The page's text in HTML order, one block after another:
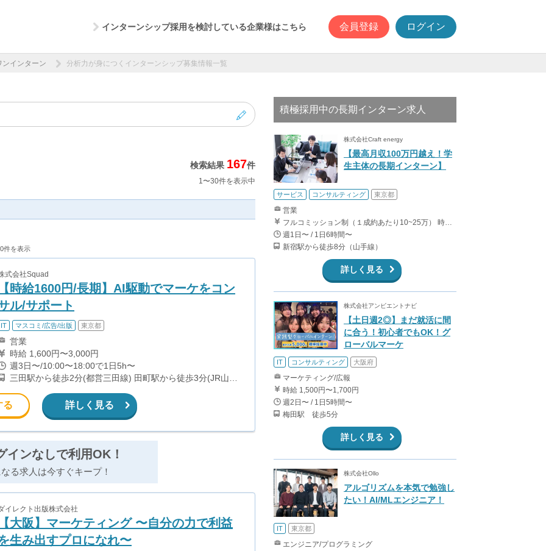
インターンシップ採用を検討している企業様はこちら 会員登録 ログイン
インターン 分析力が身につくインターンシップ募集情報一覧
検索結果 167件
1〜30件を表示中
件を表示
式会社Squad
時給1600円/長期】AI駆動でマーケをコン
ル/サポート
IT マスコミ/広告/出版 東京都
営業
時給 1,600円〜3,000円
週3日〜/10:00〜18:00で1日5h〜
三田駅から徒歩2分(都営三田線) 田町駅から徒歩3分(JR山手
る 詳しく見る
インなしで利用OK！
る求人は今すぐキープ！
イレクト出版株式会社
大阪】マーケティング 〜自分の力で利益
生み出すプロになれ〜
積極採用中の長期インターン求人
株式会社Craft energy
【最高月収100万円越え！学
生主体の長期インターン】
サービス コンサルティング 東京都
営業
週1日〜 / 1日6時間〜
新宿駅から徒歩8分（山手線）
詳しく見る
株式会社アンビエントナビ
【土日週2◎】まだ就活に間
に合う！初心者でもOK！グ
ローバルマーケ
IT コンサルティング 大阪府
マーケティング/広報
時給 1,500円〜1,700円
週2日〜 / 1日5時間〜
梅田駅 徒歩5分
詳しく見る
株式会社Ollo
アルゴリズムを本気で勉強し
たい！AI/MLエンジニア！
IT 東京都
エンジニア/プログラミング